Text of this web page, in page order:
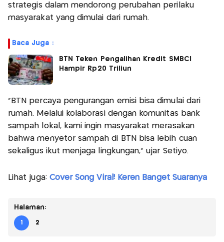
strategis dalam mendorong perubahan perilaku
masyarakat yang dimulai dari rumah.
Baca Juga :
BTN Teken Pengalihan Kredit SMBCI
Hampir Rp20 Triliun
“BTN percaya pengurangan emisi bisa dimulai dari
rumah. Melalui kolaborasi dengan komunitas bank
sampah lokal, kami ingin masyarakat merasakan
bahwa menyetor sampah di BTN bisa lebih cuan
sekaligus ikut menjaga lingkungan,” ujar Setiyo.
Lihat juga: Cover Song Viral! Keren Banget Suaranya
Halaman:
1 2